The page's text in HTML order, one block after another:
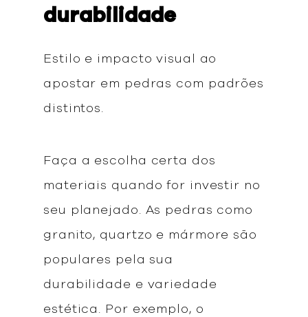
durabilidade
Estilo e impacto visual ao
apostar em pedras com padrões
distintos.
Faça a escolha certa dos
materiais quando for investir no
seu planejado. As pedras como
granito, quartzo e mármore são
populares pela sua
durabilidade e variedade
estética. Por exemplo, o